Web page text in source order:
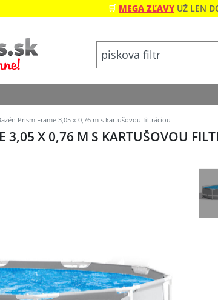
🛒 MEGA ZĽAVY UŽ LEN
Prism Frame 3,05 x 0,76 m s kartušovou filtráciou
3,05 X 0,76 M S KARTUŠOVOU